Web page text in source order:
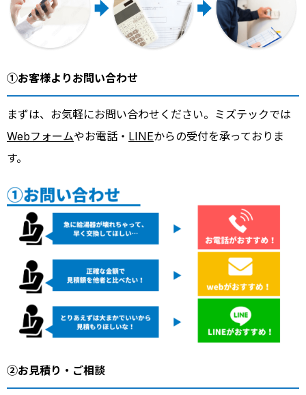
①お客様よりお問い合わせ
まずは、お気軽にお問い合わせください。ミズテックでは
Webフォームやお電話・ LINEからの受付を承っておりま
す。
②お見積り・ご相談